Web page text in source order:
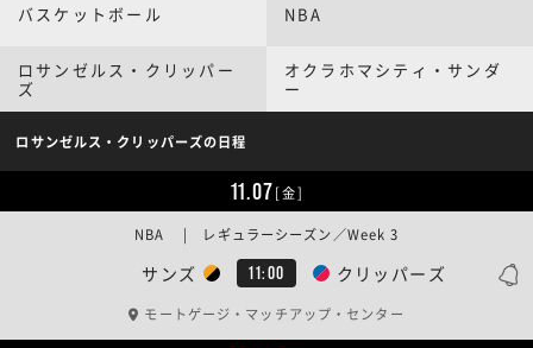
バスケットボール NBA
ロサンゼルス・クリッパー
ズ
オクラホマシティ・サンダ
ー
ロサンゼルス・クリッパーズの日程
11.07[金]
サンズ 11:00 クリッパーズ
NBA | レギュラーシーズン／Week 3
モートゲージ・マッチアップ・センター